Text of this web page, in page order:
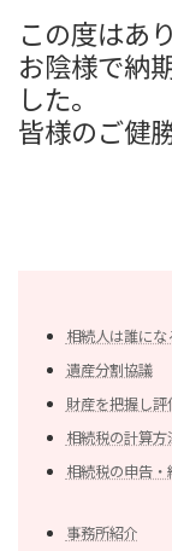
この度はあ
お陰様で納
した。
皆様のご健
相続人は誰にな
遺産分割協議
財産を把握し評
相続税の計算方
相続税の申告・
事務所紹介